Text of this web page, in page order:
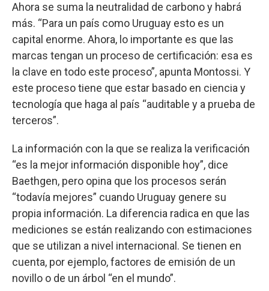
Ahora se suma la neutralidad de carbono y habrá
más. “Para un país como Uruguay esto es un
capital enorme. Ahora, lo importante es que las
marcas tengan un proceso de certificación: esa es
la clave en todo este proceso”, apunta Montossi. Y
este proceso tiene que estar basado en ciencia y
tecnología que haga al país “auditable y a prueba de
terceros”.
La información con la que se realiza la verificación
“es la mejor información disponible hoy”, dice
Baethgen, pero opina que los procesos serán
“todavía mejores” cuando Uruguay genere su
propia información. La diferencia radica en que las
mediciones se están realizando con estimaciones
que se utilizan a nivel internacional. Se tienen en
cuenta, por ejemplo, factores de emisión de un
novillo o de un árbol “en el mundo”.